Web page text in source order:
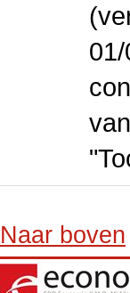
Naar boven